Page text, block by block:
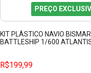
PREÇO
KIT PLÁSTICO NAVIO
BATTLESHIP 1/600
R$199,99